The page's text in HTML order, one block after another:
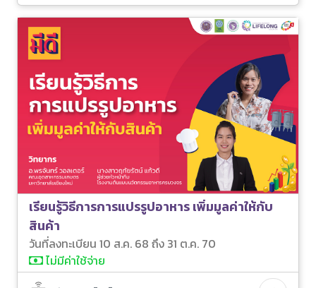
เรียนรู้วิธีการการแปรรูปอาหาร เพิ่มมูลค่าให้กับ
สินค้า
วันที่ลงทะเบียน 10 ส.ค. 68 ถึง 31 ต.ค. 70
ไม่มีค่าใช้จ่าย